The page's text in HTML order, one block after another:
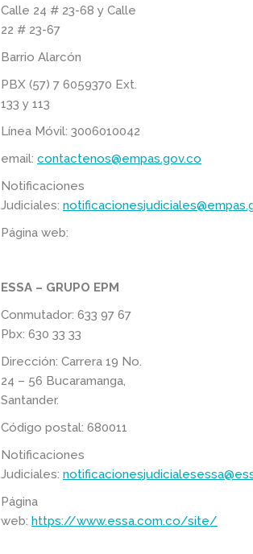
Calle 24 # 23-68 y Calle
22 # 23-67
Barrio Alarcón
PBX (57) 7 6059370 Ext.
133 y 113
Línea Móvil: 3006010042
email: contactenos@empas.gov.co
Notificaciones
Judiciales:
Página web:
ESSA – GRUPO EPM
Conmutador: 633 97 67
Pbx: 630 33 33
Dirección: Carrera 19 No.
24 – 56 Bucaramanga,
Santander.
Código postal: 680011
Notificaciones
Judiciales:
Página
web: https://www.essa.com.co/site/